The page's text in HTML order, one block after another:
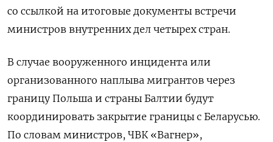
со ссылкой на итоговые документы встречи
министров внутренних дел четырех стран.
В случае вооруженного инцидента или
организованного наплыва мигрантов через
границу Польша и страны Балтии будут
координировать закрытие границы с Беларусью.
По словам министров, ЧВК «Вагнер»,